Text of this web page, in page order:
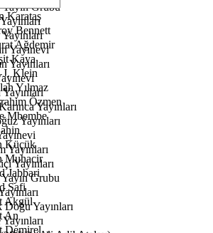
Yayın Grubu
Yayınevi
Yayınları
Yayınları
Yayınları
Yayınları
Yayınları
Grubu
Yayınları
Karataş
Bennett
Ağdemir
Kaya
J. Klein
Yılmaz
Özmen
Mbembe
Küçük
Muhacir
Jabbari
Safi
Akgül
An
Demirel